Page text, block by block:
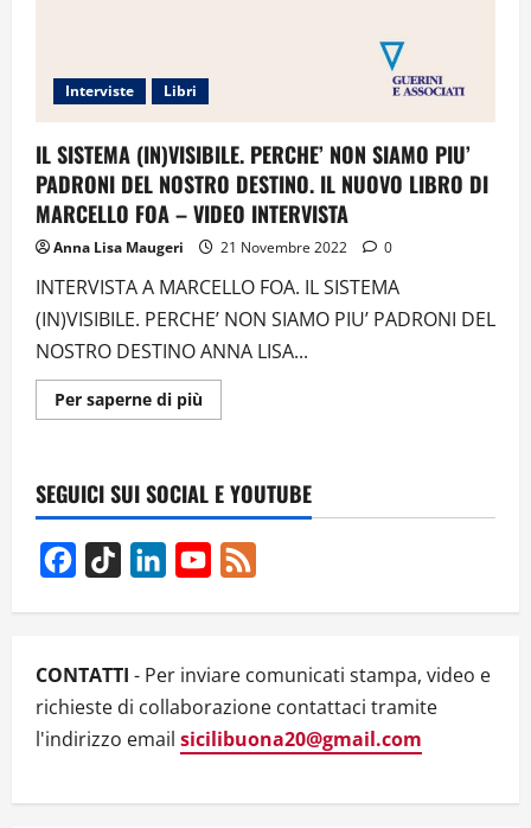
Interviste Libri
IL SISTEMA (IN)VISIBILE. PERCHE’ NON SIAMO PIU’
PADRONI DEL NOSTRO DESTINO. IL NUOVO LIBRO DI
MARCELLO FOA – VIDEO INTERVISTA
Anna Lisa Maugeri 21 Novembre 2022 0
INTERVISTA A MARCELLO FOA. IL SISTEMA
(IN)VISIBILE. PERCHE’ NON SIAMO PIU’ PADRONI DEL
NOSTRO DESTINO ANNA LISA...
Per saperne di piùUlteriori
informazioni
(IN)VISIBILE.
PERCHE’
NON
PIU’
PADRONI
DEL
DESTINO.
LIBRO
DI
MARCELLO
FOA
–
VIDEO
SEGUICI SUI SOCIAL E YOUTUBE
Facebook
TikTok LinkedInYouTube
CONTATTI - Per inviare comunicati stampa, video e
richieste di collaborazione contattaci tramite
l'indirizzo email sicilibuona20@gmail.com